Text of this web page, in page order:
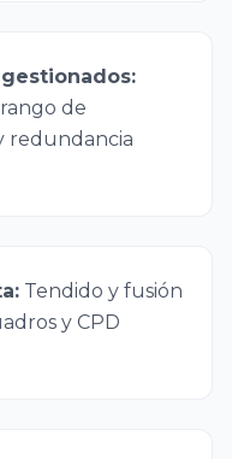
:
de
redundancia
: Tendido y fusión
y CPD